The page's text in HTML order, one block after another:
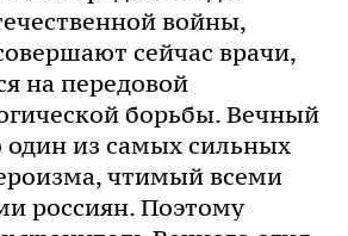
войны,
сейчас врачи,
на передовой
борьбы. Вечный
один из самых сильных
чтимый всеми
россиян. Поэтому